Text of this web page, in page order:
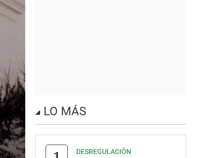
LO MÁS
DESREGULACIÓN